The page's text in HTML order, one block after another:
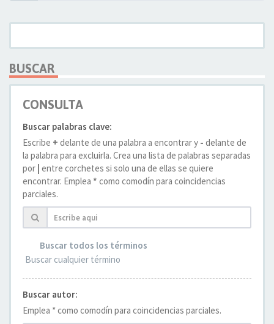
BUSCAR
CONSULTA
Buscar palabras clave:
Escribe + delante de una palabra a encontrar y - delante de
la palabra para excluirla. Crea una lista de palabras separadas
por | entre corchetes si solo una de ellas se quiere
encontrar. Emplea * como comodín para coincidencias
parciales.
Buscar todos los términos
Buscar cualquier término
Buscar autor:
Emplea * como comodín para coincidencias parciales.